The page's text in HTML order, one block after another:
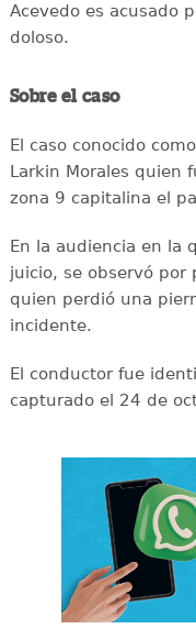
Acevedo es acusado
doloso.
Sobre el caso
El caso conocido
Larkin Morales quien
zona 9 capitalina el
En la audiencia en la
juicio, se observó por
quien perdió una
incidente.
El conductor fue
capturado el 24 de